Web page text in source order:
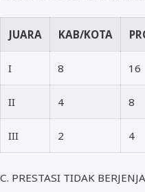
JUARA KAB/KOTA
I 8 16
II 4 8
III 2 4
C. PRESTASI TIDAK